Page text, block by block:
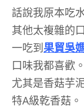
話說我原本吃
其他太複雜的
一吃到果貿吳
口味我都喜歡。
尤其是香菇芋
特A級乾香菇。